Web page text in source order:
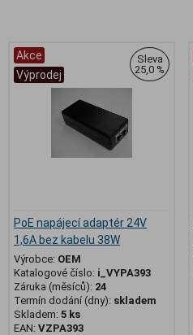
Akce
Výprodej
Sleva
25,0 %
PoE napájecí adaptér 24V
1,6A bez kabelu 38W
Výrobce: OEM
Katalogové číslo: i_VYPA393
Záruka (měsíců): 24
Termín dodání (dny): skladem
Skladem: 5 ks
EAN: VZPA393